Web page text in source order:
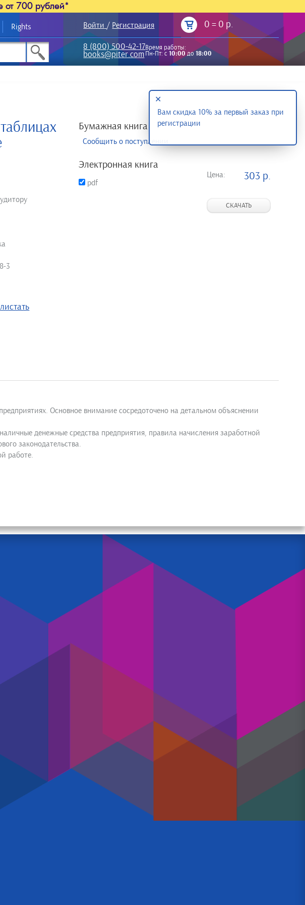
от 700 рублей*
Rights Войти / Регистрация 0 = 0 р.
8 (800) 500-42-17
books@piter.com
Время работы:
Пн-Пт: с10:00до18:00
3
Бумажная книга
Сообщить о поступлении
Электронная книга
pdf
Цена: 303 р.
СКАЧАТЬ
Основное внимание сосредоточено на детальном объяснении
денежные средства предприятия, правила начисления заработной
законодательства.
работе.
Вам скидка 10% за первый заказ при
регистрации
✕